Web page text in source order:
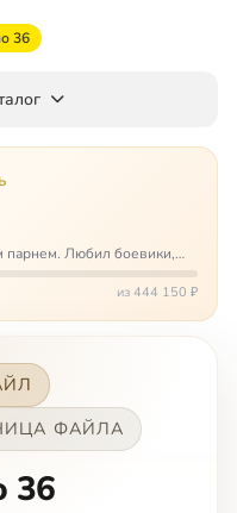
36
Любил боевики,
поиграть в комп,
потом, будучи
из 444 150 ₽
ФАЙЛА
36